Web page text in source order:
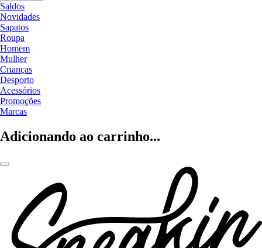
Saldos
Novidades
Sapatos
Roupa
Homem
Mulher
Crianças
Desporto
Acessórios
Promoções
Marcas
Adicionando ao carrinho...